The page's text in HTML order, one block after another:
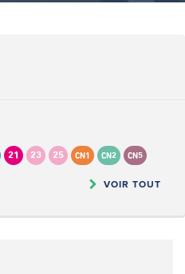
21 23 25 CN1 CN2 CN5
VOIR TOUT